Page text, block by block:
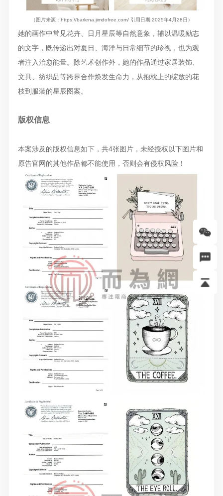
（图片来源：https://barlena.jimdofree.com/ 引用日期:2025年4月28日）
她的画作中常见花卉、日月星辰等自然意象，辅以温暖励志
的文字，既传递出对夏日、海洋与日常细节的珍视，也为观
者注入治愈能量。除艺术创作外，她的作品通过家居装饰、
文具、纺织品等跨界合作焕发生命力，从抱枕上的绽放的花
枝到服装的星辰图案。
版权信息
本案涉及的版权信息如下，共4张图片，未经授权以下图片和
原告官网的其他作品都不能使用，否则会有侵权风险！